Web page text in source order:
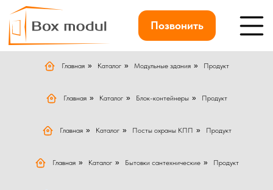
Позвонить
Главная » Каталог » Модульные здания » Продукт
Главная » Каталог » Блок-контейнеры » Продукт
Главная » Каталог » Посты охраны КПП » Продукт
Главная » Каталог » Бытовки сантехнические » Продукт